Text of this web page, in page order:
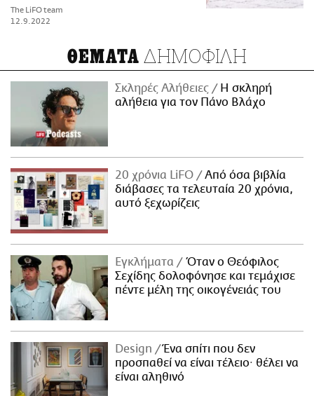
The LiFO team
12.9.2022
ΘΕΜΑΤΑ ΔΗΜΟΦΙΛΗ
Σκληρές Αλήθειες
H σκληρή
αλήθεια για τον Πάνο Βλάχο
20 χρόνια LiFO
Από όσα βιβλία
διάβασες τα τελευταία 20 χρόνια,
αυτό ξεχωρίζεις
Εγκλήματα
Όταν ο Θεόφιλος
Σεχίδης δολοφόνησε και τεμάχισε
πέντε μέλη της οικογένειάς του
Design
Ένα σπίτι που δεν
προσπαθεί να είναι τέλειο· θέλει να
είναι αληθινό